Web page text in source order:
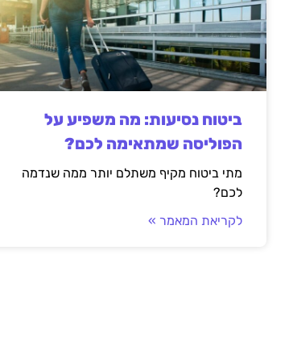
ביטוח נסיעות: מה משפיע על
הפוליסה שמתאימה לכם?
מתי ביטוח מקיף משתלם יותר ממה שנדמה
לכם?
לקריאת המאמר »